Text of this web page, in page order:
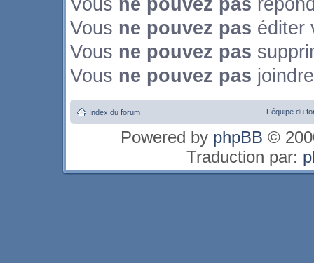
Vous ne pouvez pas
Vous ne pouvez pas éditer
Vous ne pouvez pas
Vous ne pouvez pas
Index du forum L’équipe du
Powered by phpBB ©
Traduction par: